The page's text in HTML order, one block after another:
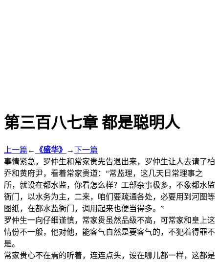
第三百八七章 都是聪明人
上一篇 ← 《盛华》 →下一篇
事情紧急，罗仲生和常家贵先告退出来，罗仲生让人去请了柏
乔和黄府尹，看着常家贵道：“常监理，这几天日常理事之
所，就设在都水监，你看怎么样？工部杂事极多，不象都水监
衙门，以水务为主，二来，咱们要疏通各处，必要用到河图等
图纸，在都水监衙门，调用起来也便当得多。”
罗仲生一向仔细谨慎，常家贵虽然品级不高，可常家和皇上这
情份不一般，他对他，能客气自然是要客气的，不犯着得罪不
是。
常家贵心不在焉的听着，连连点头，设在哪儿都一样，这都是